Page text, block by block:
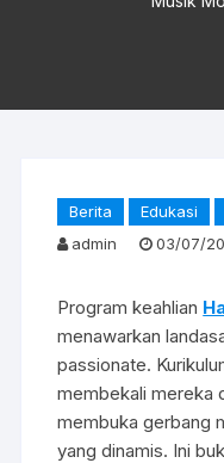
Berita Edukasi
admin
03/07/
Program keahlian
menawarkan
passionate.
membekali mereka
membuka gerbang
yang dinamis. Ini